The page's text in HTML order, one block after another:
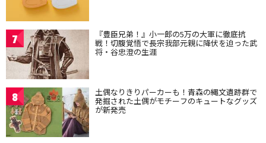
7 『豊臣兄弟！』小一郎の5万の大軍に徹底抗
戦！切腹覚悟で長宗我部元親に降伏を迫った武
将・谷忠澄の生涯
8 土偶なりきりパーカーも！青森の縄文遺跡群で
発掘された土偶がモチーフのキュートなグッズ
が新発売